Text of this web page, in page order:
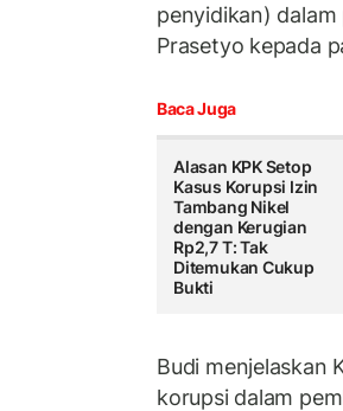
penyidikan) dalam
Prasetyo kepada
Baca Juga
Alasan KPK Setop
Kasus Korupsi Izin
Tambang Nikel
dengan Kerugian
Rp2,7 T: Tak
Ditemukan Cukup
Bukti
Budi menjelaskan
korupsi dalam